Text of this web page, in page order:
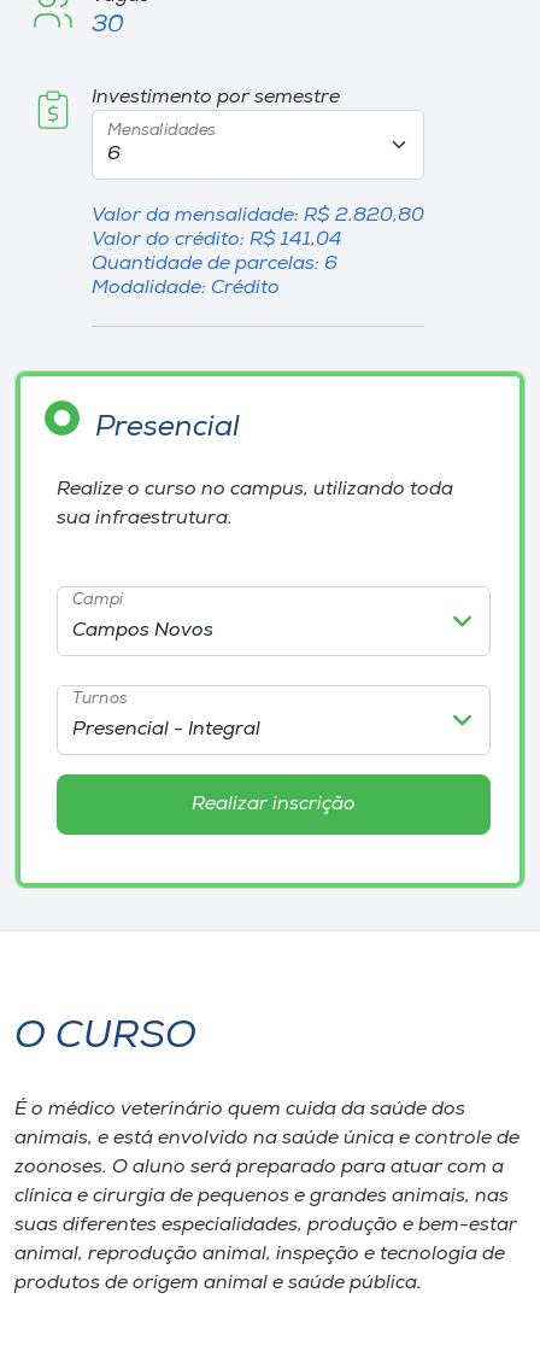
Diplomados
Editora
Rádio
Unoesc
Store
o idioma
A+
30
Investimento por semestre
Mensalidades
Valor da mensalidade: R$ 2.820,80
Valor do crédito: R$ 141,04
Quantidade de parcelas: 6
Modalidade: Crédito
Presencial
Realize o curso no campus, utilizando toda
sua infraestrutura.
Campi
Turnos
Realizar inscrição
O CURSO
É o médico veterinário quem cuida da saúde dos
animais, e está envolvido na saúde única e controle de
zoonoses. O aluno será preparado para atuar com a
clínica e cirurgia de pequenos e grandes animais, nas
suas diferentes especialidades, produção e bem-estar
animal, reprodução animal, inspeção e tecnologia de
produtos de origem animal e saúde pública.